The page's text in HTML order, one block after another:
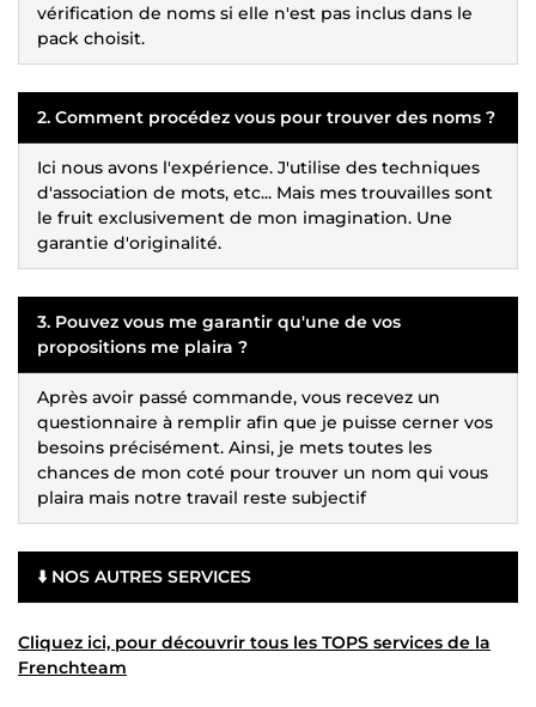
vérification de noms si elle n'est pas inclus dans le
pack choisit.
2. Comment procédez vous pour trouver des noms ?
Ici nous avons l'expérience. J'utilise des techniques
d'association de mots, etc... Mais mes trouvailles sont
le fruit exclusivement de mon imagination. Une
garantie d'originalité.
3. Pouvez vous me garantir qu'une de vos
propositions me plaira ?
Après avoir passé commande, vous recevez un
questionnaire à remplir afin que je puisse cerner vos
besoins précisément. Ainsi, je mets toutes les
chances de mon coté pour trouver un nom qui vous
plaira mais notre travail reste subjectif
⬇️ NOS AUTRES SERVICES
Cliquez ici, pour découvrir tous les TOPS services de la
Frenchteam